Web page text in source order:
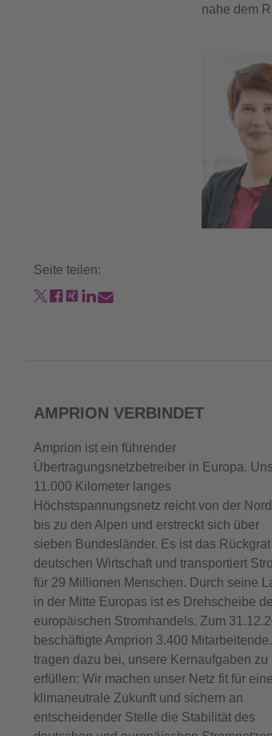
nahe dem
Seite teilen:
AMPRION VERBINDET
Amprion ist ein führender
Übertragungsnetzbetreiber in Europa.
11.000 Kilometer langes
Höchstspannungsnetz reicht von der
bis zu den Alpen und erstreckt sich über
sieben Bundesländer. Es ist das
deutschen Wirtschaft und transportiert
für 29 Millionen Menschen. Durch seine
in der Mitte Europas ist es Drehscheibe
europäischen Stromhandels. Zum
beschäftigte Amprion 3.400
tragen dazu bei, unsere Kernaufgaben zu
erfüllen: Wir machen unser Netz fit für eine
klimaneutrale Zukunft und sichern an
entscheidender Stelle die Stabilität des